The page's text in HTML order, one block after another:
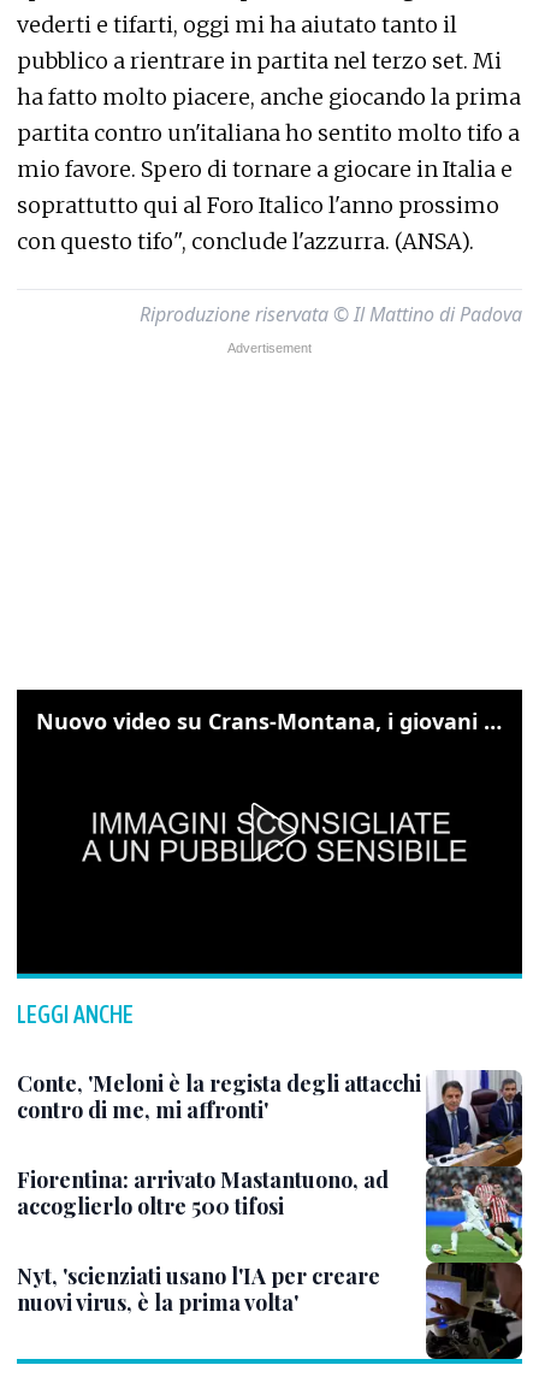
vederti e tifarti, oggi mi ha aiutato tanto il
pubblico a rientrare in partita nel terzo set. Mi
ha fatto molto piacere, anche giocando la prima
partita contro un'italiana ho sentito molto tifo a
mio favore. Spero di tornare a giocare in Italia e
soprattutto qui al Foro Italico l'anno prossimo
con questo tifo", conclude l'azzurra. (ANSA).
Riproduzione riservata © Il Mattino di Padova
Nuovo video su Crans-Montana, i giovani cercano di sfondare le vetrate
LEGGI ANCHE
Conte, 'Meloni è la regista degli attacchi
contro di me, mi affronti'
Fiorentina: arrivato Mastantuono, ad
accoglierlo oltre 500 tifosi
Nyt, 'scienziati usano l'IA per creare
nuovi virus, è la prima volta'